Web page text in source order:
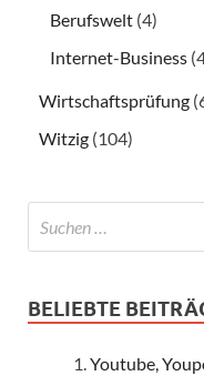
Berufswelt (4)
Internet-Business
Wirtschaftsprüfung
Witzig (104)
BELIEBTE
Youtube,